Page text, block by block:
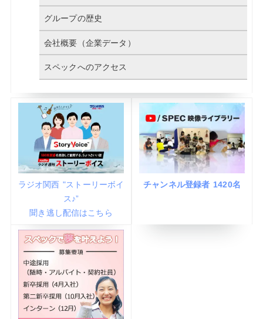
グループの歴史
会社概要（企業データ）
スペックへのアクセス
ラジオ関西 "ストーリーボイ
ス♪”
聞き逃し配信はこちら
チャンネル登録者 1420名